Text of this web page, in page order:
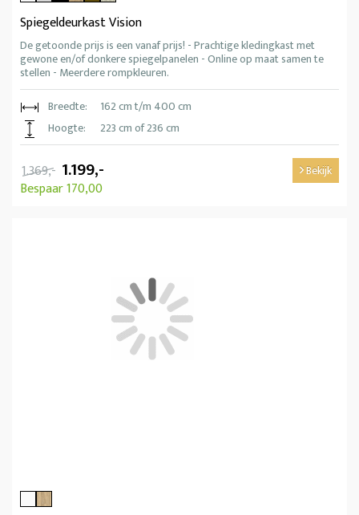
Spiegeldeurkast Vision
De getoonde prijs is een vanaf prijs! - Prachtige kledingkast met
gewone en/of donkere spiegelpanelen - Online op maat samen te
stellen - Meerdere rompkleuren.
Breedte:
162 cm t/m 400 cm
Hoogte:
223 cm of 236 cm
1.369,- 1.199,-
Bespaar 170,00
Bekijk